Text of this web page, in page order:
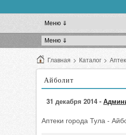
Главная > Каталог >
Айболит
31 декабря 2014 -
Аптеки города Тула -